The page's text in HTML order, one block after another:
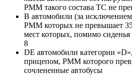
РММ такого состава ТС не
B автомобили (за
РММ которых не превышает
мест которых, помимо
8
DE автомобили категории
прицепом, РММ которого
сочлененные автобусы